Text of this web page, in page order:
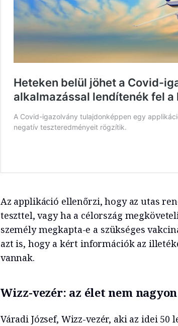
Az applikáció ellenőrzi, hogy az utas
teszttel, vagy ha a célország
személy megkapta-e a szükséges
azt is, hogy a kért információk az
vannak.
Wizz-vezér: az élet nem
Váradi József, Wizz-vezér, aki az idei